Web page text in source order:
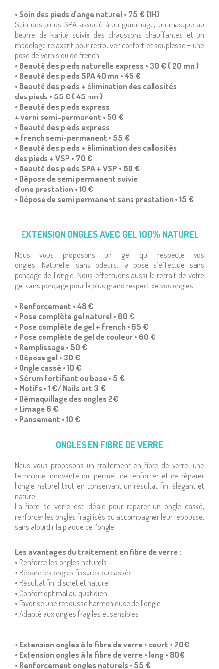
• Soin des pieds d’ange naturel • 75 € (1H)
Soin des pieds SPA associé à un gommage, un masque au
beurre de karité suivie des chaussons chauffantes et un
modelage relaxant pour retrouver confort et souplesse + une
pose de vernis ou de french.
• Beauté des pieds naturelle express • 3O € ( 2O mn )
• Beauté des pieds SPA 4O mn • 45 €
• Beauté des pieds + élimination des callosités
des pieds • 55 € ( 45 mn )
• Beauté des pieds express
+ verni semi-permanent • 5O €
• Beauté des pieds express
+ french semi-permanent • 55 €
• Beauté des pieds + élimination des callosités
des pieds + VSP • 7O €
• Beauté des pieds SPA + VSP • 6O €
• Dépose de semi permanent suivie
d’une prestation • 1O €
• Dépose de semi permanent sans prestation • 15 €
EXTENSION ONGLES AVEC GEL 1OO% NATUREL
Nous vous proposons un gel qui respecte vos
ongles. Naturelle, sans odeurs, la pose s’effectue sans
ponçage de l’ongle. Nous effectuons aussi le retrait de votre
gel sans ponçage pour le plus grand respect de vos ongles..
• Renforcement • 48 €
• Pose complète gel naturel • 6O €
• Pose complète de gel + french • 65 €
• Pose complète de gel de couleur • 6O €
• Remplissage • 5O €
• Dépose gel • 3O €
• Ongle cassé • 1O €
• Sérum fortifiant ou base • 5 €
• Motifs • 1 €/ Nails art 3 €
• Démaquillage des ongles 2€
• Limage 6 €
• Pansement • 1O €
ONGLES EN FIBRE DE VERRE
Nous vous proposons un traitement en fibre de verre, une
technique innovante qui permet de renforcer et de réparer
l’ongle naturel tout en conservant un résultat fin, élégant et
naturel.
La fibre de verre est idéale pour réparer un ongle cassé,
renforcer les ongles fragilisés ou accompagner leur repousse,
sans alourdir la plaque de l’ongle.
Les avantages du traitement en fibre de verre :
• Renforce les ongles naturels
• Répare les ongles fissurés ou cassés
• Résultat fin, discret et naturel
• Confort optimal au quotidien
• Favorise une repousse harmonieuse de l’ongle
• Adapté aux ongles fragiles et sensibles
• Extension ongles à la fibre de verre • court • 7O€
• Extension ongles à la fibre de verre • long • 8O€
• Renforcement ongles naturels • 55 €